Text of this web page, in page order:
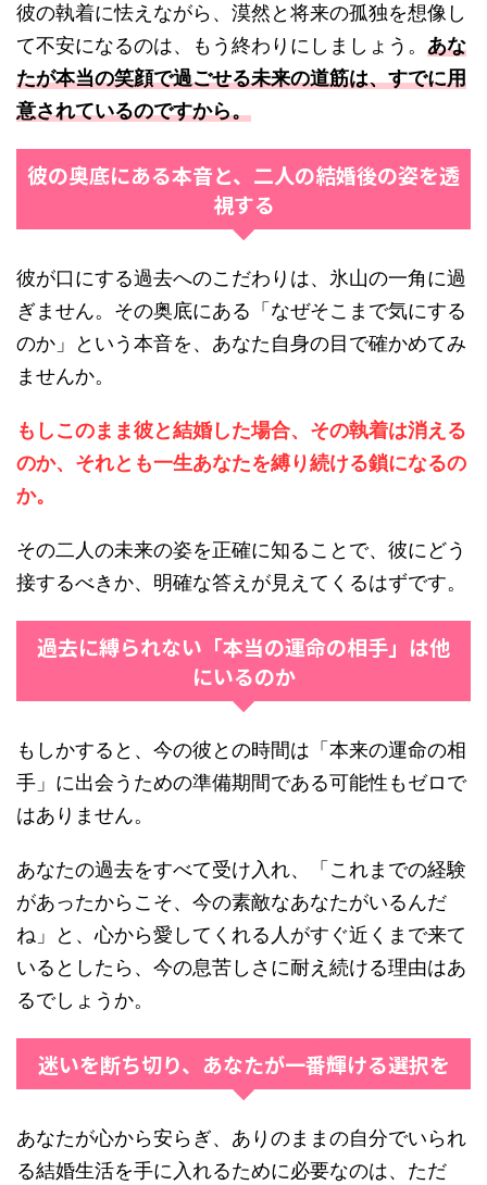
彼の執着に怯えながら、漠然と将来の孤独を想像し
て不安になるのは、もう終わりにしましょう。 あな
たが本当の笑顔で過ごせる未来の道筋は、すでに用
意されているのですから。
彼の奥底にある本音と、二人の結婚後の姿を透
視する
彼が口にする過去へのこだわりは、氷山の一角に過
ぎません。その奥底にある「なぜそこまで気にする
のか」という本音を、あなた自身の目で確かめてみ
ませんか。
もしこのまま彼と結婚した場合、その執着は消える
のか、それとも一生あなたを縛り続ける鎖になるの
か。
その二人の未来の姿を正確に知ることで、彼にどう
接するべきか、明確な答えが見えてくるはずです。
過去に縛られない「本当の運命の相手」は他
にいるのか
もしかすると、今の彼との時間は「本来の運命の相
手」に出会うための準備期間である可能性もゼロで
はありません。
あなたの過去をすべて受け入れ、「これまでの経験
があったからこそ、今の素敵なあなたがいるんだ
ね」と、心から愛してくれる人がすぐ近くまで来て
いるとしたら、今の息苦しさに耐え続ける理由はあ
るでしょうか。
迷いを断ち切り、あなたが一番輝ける選択を
あなたが心から安らぎ、ありのままの自分でいられ
る結婚生活を手に入れるために必要なのは、ただ